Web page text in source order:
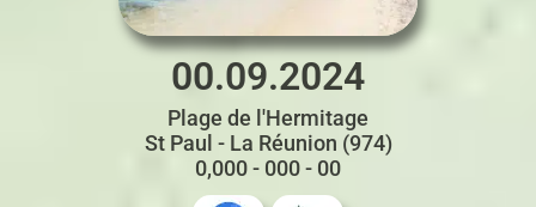
00.09.2024
Plage de l'Hermitage
St Paul - La Réunion (974)
0,000 - 000 - 00